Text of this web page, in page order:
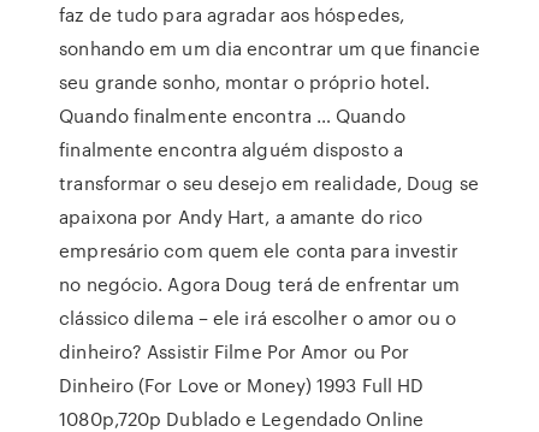
faz de tudo para agradar aos hóspedes,
sonhando em um dia encontrar um que financie
seu grande sonho, montar o próprio hotel.
Quando finalmente encontra … Quando
finalmente encontra alguém disposto a
transformar o seu desejo em realidade, Doug se
apaixona por Andy Hart, a amante do rico
empresário com quem ele conta para investir
no negócio. Agora Doug terá de enfrentar um
clássico dilema – ele irá escolher o amor ou o
dinheiro? Assistir Filme Por Amor ou Por
Dinheiro (For Love or Money) 1993 Full HD
1080p,720p Dublado e Legendado Online